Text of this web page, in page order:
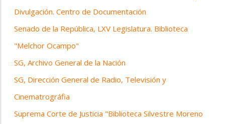
Divulgación. Centro de Documentación
Senado de la República, LXV Legislatura. Biblioteca
"Melchor Ocampo"
SG, Archivo General de la Nación
SG, Dirección General de Radio, Televisión y
Cinematrográfia
Suprema Corte de Justicia "Biblioteca Silvestre Moreno